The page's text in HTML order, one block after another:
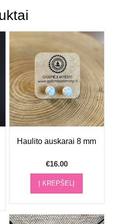
Haulito auskarai 8 mm
€16.00
Į KREPŠELĮ